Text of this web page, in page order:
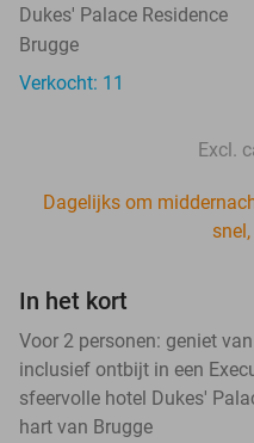
Dukes' Palace Residence
Brugge
Verkocht: 11
Excl.
Dagelijks om
In het kort
Voor 2 personen: geniet
inclusief ontbijt in een
sfeervolle hotel Dukes'
hart van Brugge